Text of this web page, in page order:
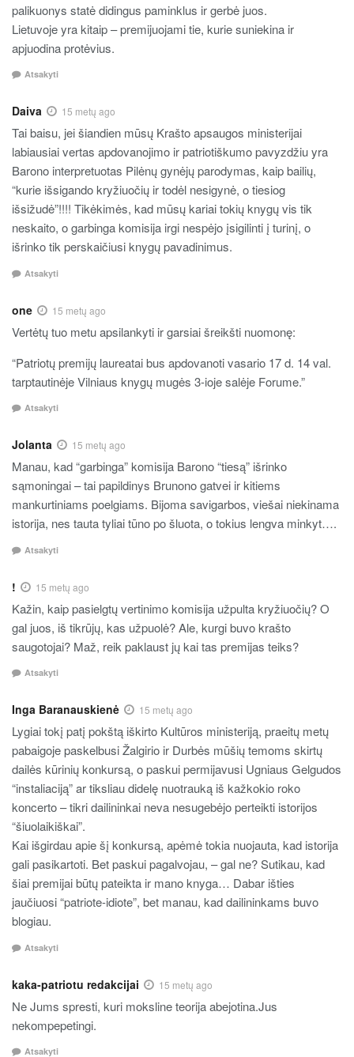
palikuonys statė didingus paminklus ir gerbė juos.
Lietuvoje yra kitaip – premijuojami tie, kurie suniekina ir
apjuodina protėvius.
Atsakyti
Daiva 15 metų ago
Tai baisu, jei šiandien mūsų Krašto apsaugos ministerijai
labiausiai vertas apdovanojimo ir patriotiškumo pavyzdžiu yra
Barono interpretuotas Pilėnų gynėjų parodymas, kaip bailių,
“kurie išsigando kryžiuočių ir todėl nesigynė, o tiesiog
išsižudė”!!!! Tikėkimės, kad mūsų kariai tokių knygų vis tik
neskaito, o garbinga komisija irgi nespėjo įsigilinti į turinį, o
išrinko tik perskaičiusi knygų pavadinimus.
Atsakyti
one 15 metų ago
Vertėtų tuo metu apsilankyti ir garsiai šreikšti nuomonę:
“Patriotų premijų laureatai bus apdovanoti vasario 17 d. 14 val.
tarptautinėje Vilniaus knygų mugės 3-ioje salėje Forume.”
Atsakyti
Jolanta 15 metų ago
Manau, kad “garbinga” komisija Barono “tiesą” išrinko
sąmoningai – tai papildinys Brunono gatvei ir kitiems
mankurtiniams poelgiams. Bijoma savigarbos, viešai niekinama
istorija, nes tauta tyliai tūno po šluota, o tokius lengva minkyt….
Atsakyti
! 15 metų ago
Kažin, kaip pasielgtų vertinimo komisija užpulta kryžiuočių? O
gal juos, iš tikrūjų, kas užpuolė? Ale, kurgi buvo krašto
saugotojai? Maž, reik paklaust jų kai tas premijas teiks?
Atsakyti
Inga Baranauskienė 15 metų ago
Lygiai tokį patį pokštą iškirto Kultūros ministeriją, praeitų metų
pabaigoje paskelbusi Žalgirio ir Durbės mūšių temoms skirtų
dailės kūrinių konkursą, o paskui permijavusi Ugniaus Gelgudos
“instaliaciją” ar tiksliau didelę nuotrauką iš kažkokio roko
koncerto – tikri dailininkai neva nesugebėjo perteikti istorijos
“šiuolaikiškai”.
Kai išgirdau apie šį konkursą, apėmė tokia nuojauta, kad istorija
gali pasikartoti. Bet paskui pagalvojau, – gal ne? Sutikau, kad
šiai premijai būtų pateikta ir mano knyga… Dabar išties
jaučiuosi “patriote-idiote”, bet manau, kad dailininkams buvo
blogiau.
Atsakyti
kaka-patriotu redakcijai 15 metų ago
Ne Jums spresti, kuri moksline teorija abejotina.Jus
nekompepetingi.
Atsakyti